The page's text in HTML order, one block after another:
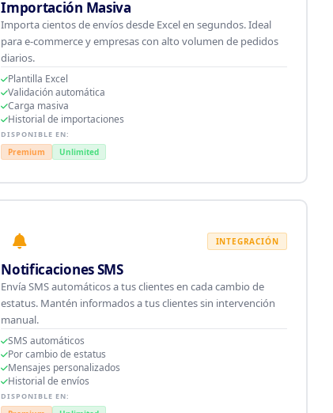
Importación Masiva
Importa cientos de envíos desde Excel en segundos. Ideal
para e-commerce y empresas con alto volumen de pedidos
diarios.
Plantilla Excel
Validación automática
Carga masiva
Historial de importaciones
DISPONIBLE EN:
Premium Unlimited
INTEGRACIÓN
Notificaciones SMS
Envía SMS automáticos a tus clientes en cada cambio de
estatus. Mantén informados a tus clientes sin intervención
manual.
SMS automáticos
Por cambio de estatus
Mensajes personalizados
Historial de envíos
DISPONIBLE EN: